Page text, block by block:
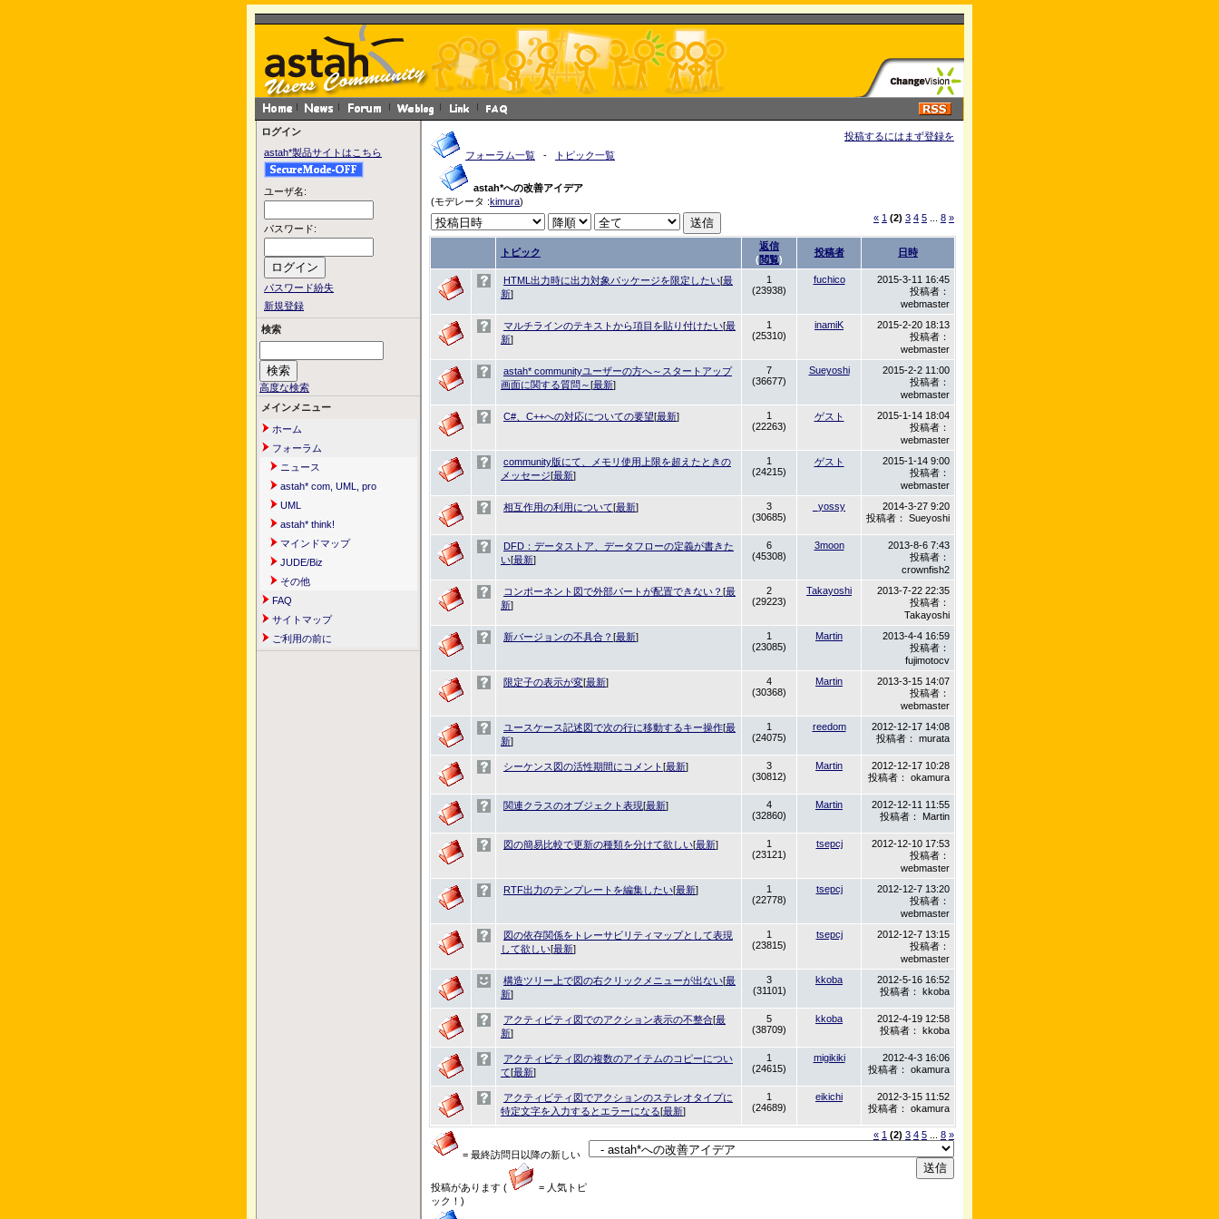
ログイン
astah*製品サイトはこちら
ユーザ名:
パスワード:
パスワード紛失
新規登録
検索
高度な検索
メインメニュー
ホーム
フォーラム
ニュース
astah* com, UML, pro
UML
astah* think!
マインドマップ
JUDE/Biz
その他
FAQ
サイトマップ
ご利用の前に
フォーラム一覧 - トピック一覧
astah*への改善アイデア
(モデレータ :kimura)
投稿するにはまず登録を
« 1 (2) 3 4 5 8 »
トピック
返信
(閲覧)
投稿者 日時
HTML出力時に出力対象パッケージを限定したい[最
新]
1
(23938)
fuchico
2015-3-11 16:45
投稿者：
webmaster
マルチラインのテキストから項目を貼り付けたい[最
新]
1
(25310)
inamiK
2015-2-20 18:13
投稿者：
webmaster
astah* communityユーザーの方へ～スタートアップ
画面に関する質問～[最新]
7
(36677)
Sueyoshi
2015-2-2 11:00
投稿者：
webmaster
C#、C++への対応についての要望[最新]
1
(22263)
ゲスト
2015-1-14 18:04
投稿者：
webmaster
community版にて、メモリ使用上限を超えたときの
メッセージ[最新]
1
(24215)
ゲスト
2015-1-14 9:00
投稿者：
webmaster
相互作用の利用について[最新]
3
(30685)
_yossy
2014-3-27 9:20
投稿者： Sueyoshi
DFD：データストア、データフローの定義が書きた
い[最新]
6
(45308)
3moon
2013-8-6 7:43
投稿者：
crownfish2
コンポーネント図で外部パートが配置できない？ [最
新]
2
(29223)
Takayoshi
2013-7-22 22:35
投稿者：
Takayoshi
新バージョンの不具合？ [最新]
1
(23085)
Martin
2013-4-4 16:59
投稿者：
fujimotocv
限定子の表示が変[最新]
4
(30368)
Martin
2013-3-15 14:07
投稿者：
webmaster
ユースケース記述図で次の行に移動するキー操作[最
新]
1
(24075)
reedom
2012-12-17 14:08
投稿者： murata
シーケンス図の活性期間にコメント[最新]
3
(30812)
Martin
2012-12-17 10:28
投稿者： okamura
関連クラスのオブジェクト表現[最新]
4
(32860)
Martin
2012-12-11 11:55
投稿者： Martin
図の簡易比較で更新の種類を分けて欲しい[最新]
1
(23121)
tsepcj
2012-12-10 17:53
投稿者：
webmaster
RTF出力のテンプレートを編集したい[最新]
1
(22778)
tsepcj
2012-12-7 13:20
投稿者：
webmaster
図の依存関係をトレーサビリティマップとして表現
して欲しい[最新]
1
(23815)
tsepcj
2012-12-7 13:15
投稿者：
webmaster
構造ツリー上で図の右クリックメニューが出ない[最
新]
3
(31101)
kkoba
2012-5-16 16:52
投稿者： kkoba
アクティビティ図でのアクション表示の不整合[最
新]
5
(38709)
kkoba
2012-4-19 12:58
投稿者： kkoba
アクティビティ図の複数のアイテムのコピーについ
て[最新]
1
(24615)
migikiki
2012-4-3 16:06
投稿者： okamura
アクティビティ図でアクションのステレオタイプに
特定文字を入力するとエラーになる[最新]
1
(24689)
eikichi
2012-3-15 11:52
投稿者： okamura
= 最終訪問日以降の新しい
投稿があります (
= 人気トピ
ック！)
« 1 (2) 3 4 5 8 »